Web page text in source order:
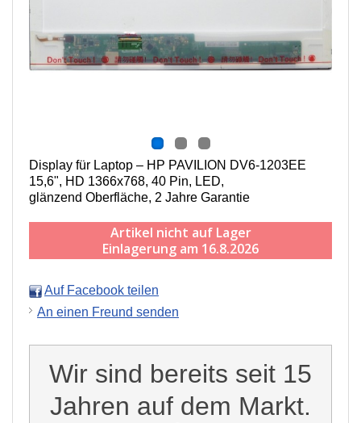
Display für Laptop – HP PAVILION DV6-1203EE
15,6", HD 1366x768, 40 Pin, LED,
g länzend Oberfläche, 2 Jahre Garantie
Artikel nicht auf Lager
Einlagerung am 16.8.2026
Auf Facebook teilen
An einen Freund senden
Wir sind bereits seit 15
Jahren auf dem Markt.